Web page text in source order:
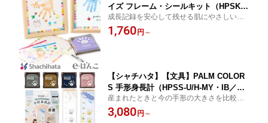
イズ フレーム・シールキット（HPSK-A
5/H-1〜7） ぼくのなつやすみ 思い出 成
長記録 出産祝 結婚祝 メモリアル
成長記録を安心して残せる肌にやさしいイ
ンキでオリジナルグッズを！インキはパッ
チテスト済で肌にやさしく、水洗いや濡れ
1,760円 ～
【シャチハタ】【文具】PALM COLOR
S 手形身長計（HPSS-U/H-MY・IB／HP
SS-F/H-SGR・RP） ぼくのなつやすみ
思い出 成長記録 出産祝 結婚祝 メモリ
産まれたときと今の手形の大きさを比較し
ながら、1年間の成長を楽しむことが出来ま
す。インキは肌にやさしく、簡単に洗い落
3,080円 ～